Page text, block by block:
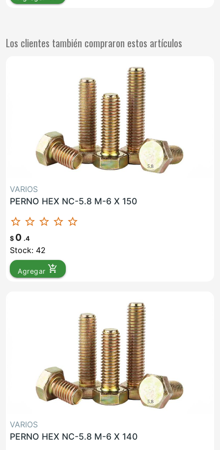
Los clientes también compraron estos artículos
VARIOS
PERNO HEX NC-5.8 M-6 X 150
star_border star_border star_border star_border star_border
$ 0 .4
Stock: 42
Agregar add_shopping_cart
VARIOS
PERNO HEX NC-5.8 M-6 X 140